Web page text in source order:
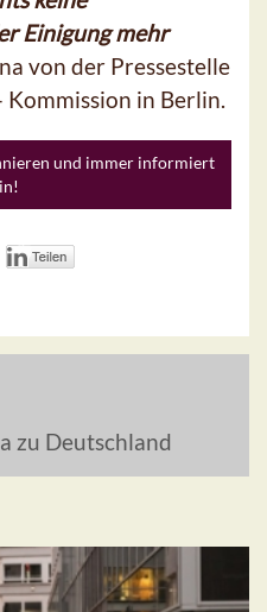
Einigung mehr
von der Pressestelle
in Berlin.
und immer informiert
zu Deutschland